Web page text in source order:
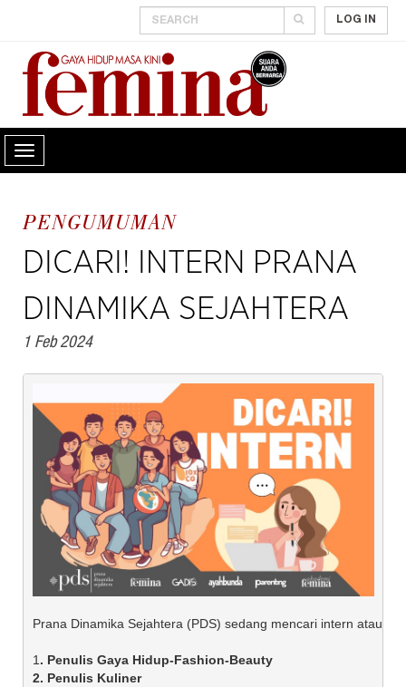
LOG IN
PENGUMUMAN
DICARI! INTERN PRANA
DINAMIKA SEJAHTERA
1 Feb 2024
Prana Dinamika Sejahtera (PDS) sedang mencari intern atau
1. Penulis Gaya Hidup-Fashion-Beauty
2. Penulis Kuliner